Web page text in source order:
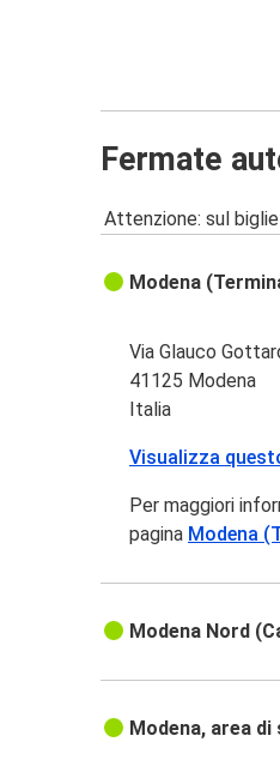
Fermate
Attenzione: sul
Modena
Via Glauco
41125 Modena
Italia
Visualizza
Per maggiori
pagina Modena
Modena Nord
Modena, area